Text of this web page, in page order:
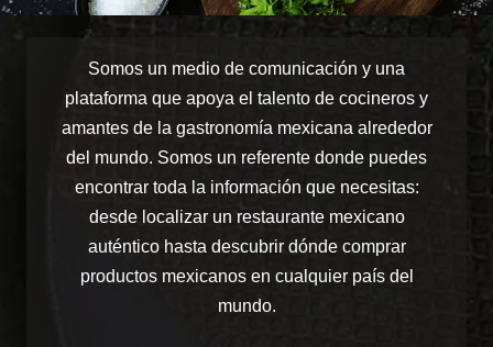
Somos un medio de comunicación y una
plataforma que apoya el talento de cocineros y
amantes de la gastronomía mexicana alrededor
del mundo. Somos un referente donde puedes
encontrar toda la información que necesitas:
desde localizar un restaurante mexicano
auténtico hasta descubrir dónde comprar
productos mexicanos en cualquier país del
mundo.